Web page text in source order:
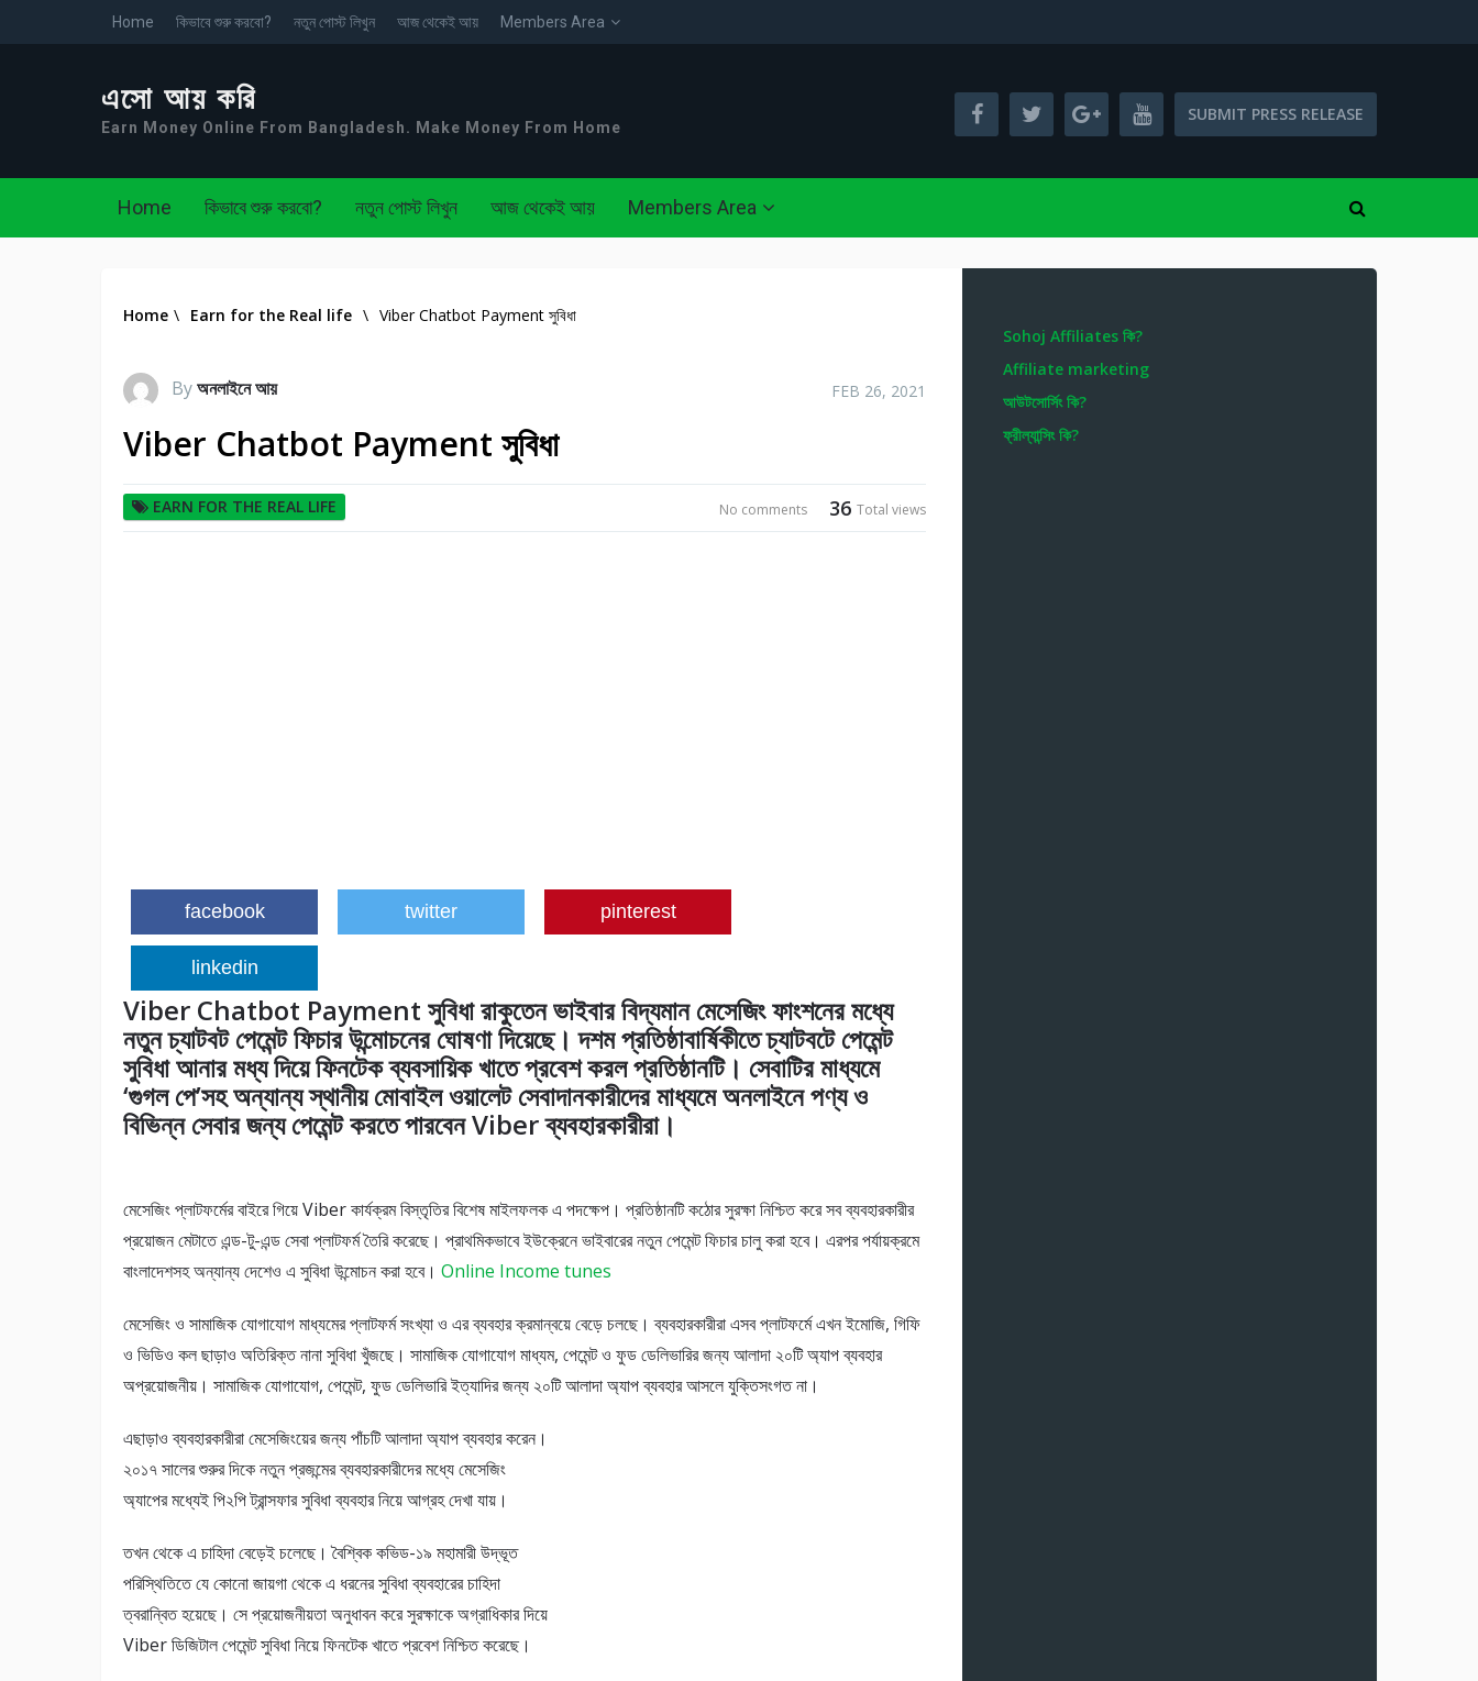
Home কিভাবে শুরু করবো? নতুন পোস্ট লিখুন আজ থেকেই আয় Members Area
এসো আয় করি
Earn Money Online From Bangladesh. Make Money From Home
SUBMIT PRESS RELEASE
Home কিভাবে শুরু করবো? নতুন পোস্ট লিখুন আজ থেকেই আয় Members Area
Home \ Earn for the Real life \ Viber Chatbot Payment সুবিধা
Byঅনলাইনে আয় FEB 26, 2021
Viber Chatbot Payment সুবিধা
EARN FOR THE REAL LIFE 36 Total views
No comments
facebook twitter pinterest
linkedin
Viber Chatbot Payment সুবিধা রাকুতেন ভাইবার বিদ্যমান মেসেজিং ফাংশনের মধ্যে
নতুন চ্যাটবট পেমেন্ট ফিচার উন্মোচনের ঘোষণা দিয়েছে। দশম প্রতিষ্ঠাবার্ষিকীতে চ্যাটবটে পেমেন্ট
সুবিধা আনার মধ্য দিয়ে ফিনটেক ব্যবসায়িক খাতে প্রবেশ করল প্রতিষ্ঠানটি। সেবাটির মাধ্যমে
‘গুগল পে’সহ অন্যান্য স্থানীয় মোবাইল ওয়ালেট সেবাদানকারীদের মাধ্যমে অনলাইনে পণ্য ও
বিভিন্ন সেবার জন্য পেমেন্ট করতে পারবেন Viber ব্যবহারকারীরা।
মেসেজিং প্লাটফর্মের বাইরে গিয়ে Viber কার্যক্রম বিস্তৃতির বিশেষ মাইলফলক এ পদক্ষেপ। প্রতিষ্ঠানটি কঠোর সুরক্ষা নিশ্চিত করে সব ব্যবহারকারীর
প্রয়োজন মেটাতে এন্ড-টু-এন্ড সেবা প্লাটফর্ম তৈরি করেছে। প্রাথমিকভাবে ইউক্রেনে ভাইবারের নতুন পেমেন্ট ফিচার চালু করা হবে। এরপর পর্যায়ক্রমে
বাংলাদেশসহ অন্যান্য দেশেও এ সুবিধা উন্মোচন করা হবে। Online Income tunes
মেসেজিং ও সামাজিক যোগাযোগ মাধ্যমের প্লাটফর্ম সংখ্যা ও এর ব্যবহার ক্রমান্বয়ে বেড়ে চলছে। ব্যবহারকারীরা এসব প্লাটফর্মে এখন ইমোজি, গিফি
ও ভিডিও কল ছাড়াও অতিরিক্ত নানা সুবিধা খুঁজছে। সামাজিক যোগাযোগ মাধ্যম, পেমেন্ট ও ফুড ডেলিভারির জন্য আলাদা ২০টি অ্যাপ ব্যবহার
অপ্রয়োজনীয়। সামাজিক যোগাযোগ, পেমেন্ট, ফুড ডেলিভারি ইত্যাদির জন্য ২০টি আলাদা অ্যাপ ব্যবহার আসলে যুক্তিসংগত না।
এছাড়াও ব্যবহারকারীরা মেসেজিংয়ের জন্য পাঁচটি আলাদা অ্যাপ ব্যবহার করেন।
২০১৭ সালের শুরুর দিকে নতুন প্রজন্মের ব্যবহারকারীদের মধ্যে মেসেজিং
অ্যাপের মধ্যেই পি২পি ট্রান্সফার সুবিধা ব্যবহার নিয়ে আগ্রহ দেখা যায়।
তখন থেকে এ চাহিদা বেড়েই চলেছে। বৈশ্বিক কভিড-১৯ মহামারী উদ্ভূত
পরিস্থিতিতে যে কোনো জায়গা থেকে এ ধরনের সুবিধা ব্যবহারের চাহিদা
ত্বরান্বিত হয়েছে। সে প্রয়োজনীয়তা অনুধাবন করে সুরক্ষাকে অগ্রাধিকার দিয়ে
Viber ডিজিটাল পেমেন্ট সুবিধা নিয়ে ফিনটেক খাতে প্রবেশ নিশ্চিত করেছে।
Sohoj Affiliates কি?
Affiliate marketing
আউটসোর্সিং কি?
ফ্রীল্যান্সিং কি?